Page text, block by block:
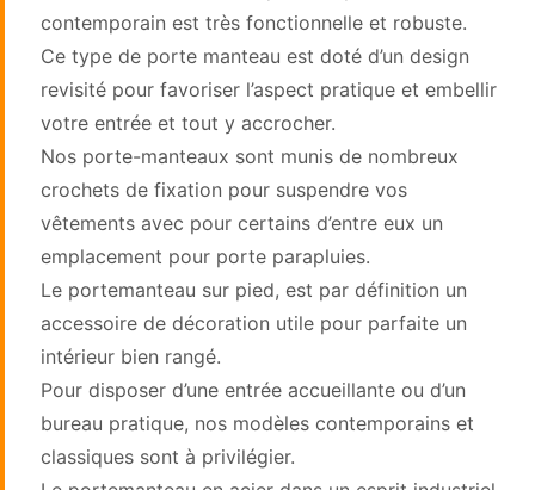
contemporain est très fonctionnelle et robuste.
Ce type de porte manteau est doté d’un design
revisité pour favoriser l’aspect pratique et embellir
votre entrée et tout y accrocher.
Nos porte-manteaux sont munis de nombreux
crochets de fixation pour suspendre vos
vêtements avec pour certains d’entre eux un
emplacement pour porte parapluies.
Le portemanteau sur pied, est par définition un
accessoire de décoration utile pour parfaite un
intérieur bien rangé.
Pour disposer d’une entrée accueillante ou d’un
bureau pratique, nos modèles contemporains et
classiques sont à privilégier.